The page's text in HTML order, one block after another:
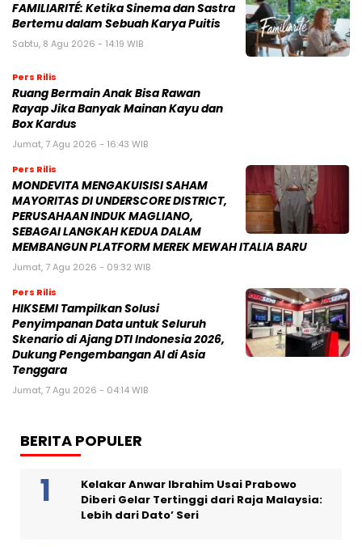
FAMILIARITÉ: Ketika Sinema dan Sastra
Bertemu dalam Sebuah Karya Puitis
Sabtu, 8 Agu 2026 - 14:19 WIB
Pers Rilis
Ruang Bermain Anak Bisa Rawan
Rayap Jika Banyak Mainan Kayu dan
Box Kardus
Jumat, 7 Agu 2026 - 16:43 WIB
Pers Rilis
MONDEVITA MENGAKUISISI SAHAM
MAYORITAS DI UNDERSCORE DISTRICT,
PERUSAHAAN INDUK MAGLIANO,
SEBAGAI LANGKAH KEDUA DALAM
MEMBANGUN PLATFORM MEREK MEWAH ITALIA BARU
Jumat, 7 Agu 2026 - 09:32 WIB
Pers Rilis
HIKSEMI Tampilkan Solusi
Penyimpanan Data untuk Seluruh
Skenario di Ajang DTI Indonesia 2026,
Dukung Pengembangan AI di Asia
Tenggara
Jumat, 7 Agu 2026 - 04:14 WIB
BERITA POPULER
Kelakar Anwar Ibrahim Usai Prabowo
Diberi Gelar Tertinggi dari Raja Malaysia:
Lebih dari Dato’ Seri